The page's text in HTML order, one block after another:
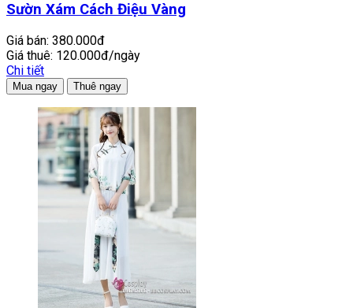
Sườn Xám Cách Điệu Vàng
Giá bán: 380.000đ
Giá thuê: 120.000đ/ngày
Chi tiết
Mua ngay Thuê ngay